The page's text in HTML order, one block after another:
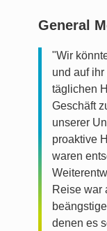
General
"Wir
und auf
täglichen
Geschäft
unserer
proaktive
waren
Reise war
denen es